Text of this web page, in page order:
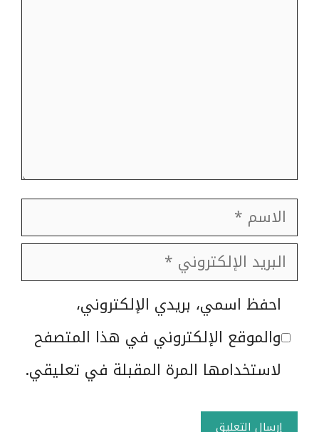
الاسم
البريد
الإلكتروني
الموقع
الإلكتروني
احفظ اسمي، بريدي الإلكتروني،
والموقع الإلكتروني في هذا المتصفح
لاستخدامها المرة المقبلة في تعليقي.